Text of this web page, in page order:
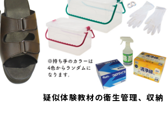
疑似体験教材の衛生管理、収納